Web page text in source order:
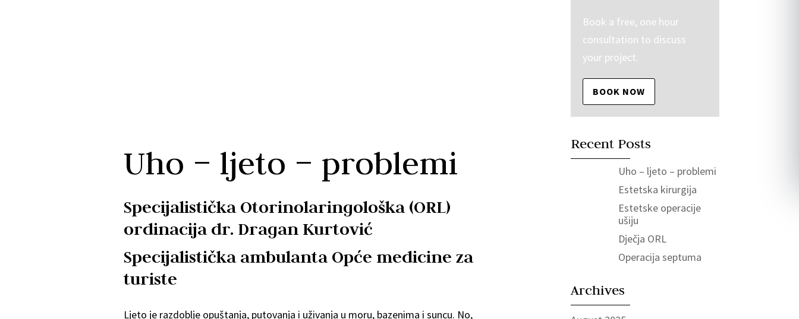
Uho – ljeto – problemi
Specijalistička Otorinolaringološka (ORL)
ordinacija dr. Dragan Kurtović
Specijalistička ambulanta Opće medicine za
turiste
Ljeto je razdoblje opuštanja, putovanja i uživanja u moru, bazenima i suncu. No,
Book a free, one hour
consultation to discuss
your project.
BOOK NOW
Recent Posts
Uho – ljeto – problemi
Estetska kirurgija
Estetske operacije
ušiju
Dječja ORL
Operacija septuma
Archives